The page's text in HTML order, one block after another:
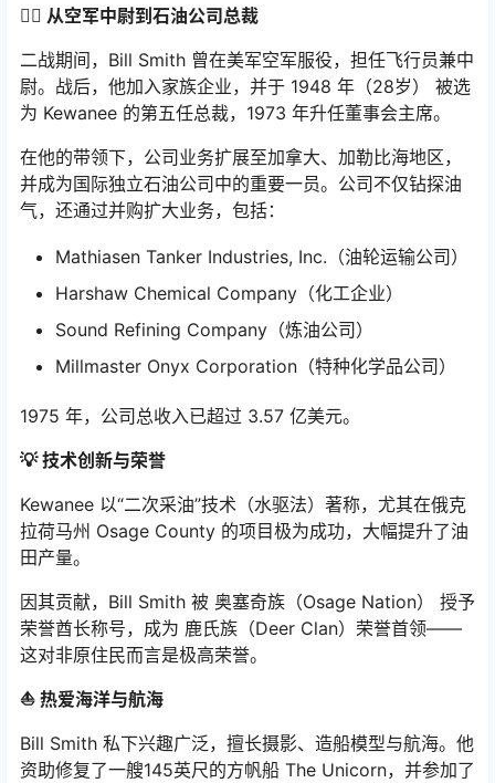
👨‍✈️ 从空军中尉到石油公司总裁
二战期间，Bill Smith 曾在美军空军服役，担任飞行员兼中
尉。战后，他加入家族企业，并于 1948 年（28岁） 被选
为 Kewanee 的第五任总裁，1973 年升任董事会主席。
在他的带领下，公司业务扩展至加拿大、加勒比海地区，
并成为国际独立石油公司中的重要一员。公司不仅钻探油
气，还通过并购扩大业务，包括：
Mathiasen Tanker Industries, Inc.（油轮运输公司）
Harshaw Chemical Company（化工企业）
Sound Refining Company（炼油公司）
Millmaster Onyx Corporation（特种化学品公司）
1975 年，公司总收入已超过 3.57 亿美元。
💡 技术创新与荣誉
Kewanee 以“二次采油”技术（水驱法）著称，尤其在俄克
拉荷马州 Osage County 的项目极为成功，大幅提升了油
田产量。
因其贡献，Bill Smith 被 奥塞奇族（Osage Nation） 授予
荣誉酋长称号，成为 鹿氏族（Deer Clan）荣誉首领——
这对非原住民而言是极高荣誉。
⛵️ 热爱海洋与航海
Bill Smith 私下兴趣广泛，擅长摄影、造船模型与航海。他
资助修复了一艘145英尺的方帆船 The Unicorn，并参加了